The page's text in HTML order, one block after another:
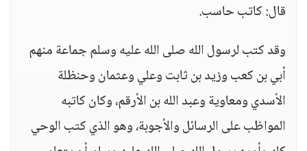
قال: كاتب حاسب.
وقد كتب لرسول الله صلى الله عليه وسلم جماعة منهم
أبي بن كعب وزيد بن ثابت وعلي وعثمان وحنظلة
الأسدي ومعاوية وعبد الله بن الأرقم، وكان كاتبه
المواظب على الرسائل والأجوبة، وهو الذي كتب الوحي